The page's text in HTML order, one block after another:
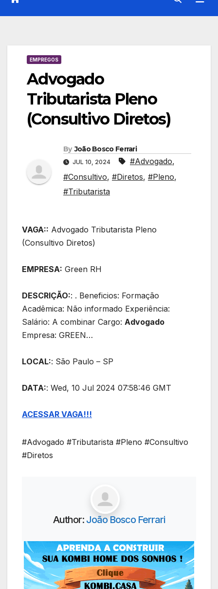
EMPREGOS
Advogado
Tributarista Pleno
(Consultivo Diretos)
By João Bosco Ferrari
JUL 10, 2024 #Advogado,
#Consultivo, #Diretos, #Pleno,
#Tributarista
VAGA:: Advogado Tributarista Pleno
(Consultivo Diretos)
EMPRESA: Green RH
DESCRIÇÃO:: . Beneficios: Formação
Acadêmica: Não informado Experiência:
Salário: A combinar Cargo: Advogado
Empresa: GREEN…
LOCAL:: São Paulo – SP
DATA:: Wed, 10 Jul 2024 07:58:46 GMT
ACESSAR VAGA!!!
#Advogado #Tributarista #Pleno #Consultivo
#Diretos
Author: João Bosco Ferrari